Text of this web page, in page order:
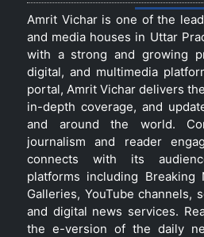
Amrit Vichar is one of the
and media houses in Uttar
with a strong and growing
digital, and multimedia
portal, Amrit Vichar delivers
in-depth coverage, and
and around the world.
journalism and reader
connects with its
platforms including Breaking
Galleries, YouTube channels,
and digital news services.
the e-version of the daily